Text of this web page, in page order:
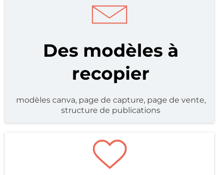
Des modèles à
recopier
modèles canva, page de capture, page de vente,
structure de publications